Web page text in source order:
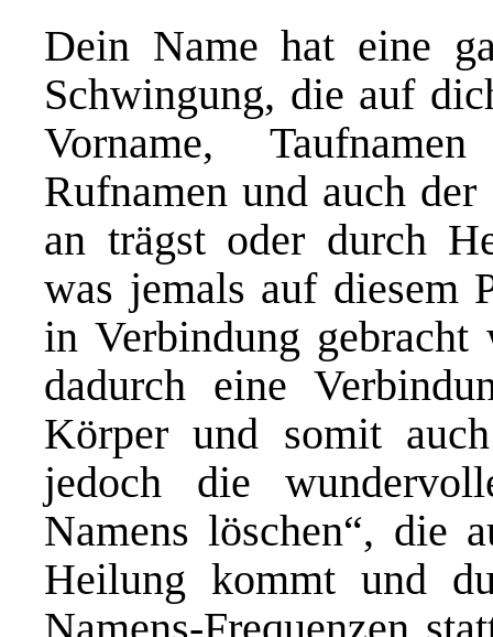
Dein Name hat eine
Schwingung, die auf
Vorname,
Rufnamen und auch
an trägst oder durch
was jemals auf diesem
in Verbindung gebracht
dadurch eine
Körper und somit
jedoch die
Namens löschen“, die
Heilung kommt und